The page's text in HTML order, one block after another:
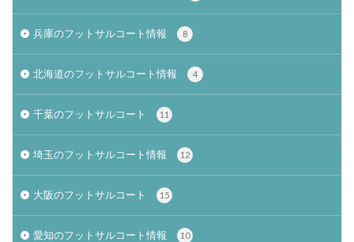
兵庫のフットサルコート情報 8
北海道のフットサルコート情報 4
千葉のフットサルコート 11
埼玉のフットサルコート情報 12
大阪のフットサルコート 15
愛知のフットサルコート情報 10